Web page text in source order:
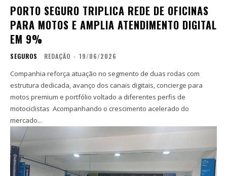
PORTO SEGURO TRIPLICA REDE DE OFICINAS
PARA MOTOS E AMPLIA ATENDIMENTO DIGITAL
EM 9%
SEGUROS REDAÇÃO - 19/06/2026
Companhia reforça atuação no segmento de duas rodas com
estrutura dedicada, avanço dos canais digitais, concierge para
motos premium e portfólio voltado a diferentes perfis de
motociclistas Acompanhando o crescimento acelerado do
mercado...